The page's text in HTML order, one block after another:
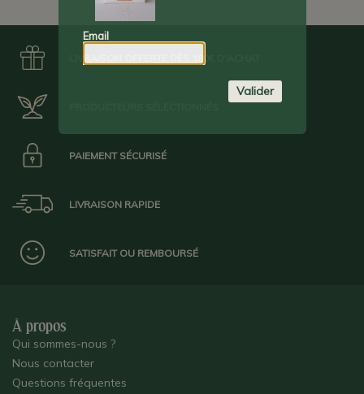
PAIEMENT SÉCURISÉ
LIVRAISON RAPIDE
SATISFAIT OU REMBOURSÉ
À propos
Qui sommes-nous ?
Nous contacter
Questions fréquentes
Email
Valider